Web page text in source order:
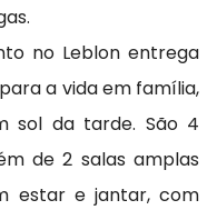
no Leblon entrega
a vida em família,
sol da tarde. São 4
de 2 salas amplas
estar e jantar, com